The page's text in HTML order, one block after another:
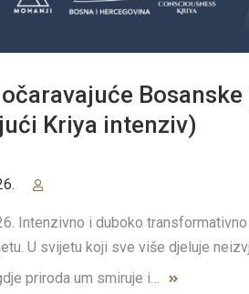
Kriya intenziv)
Intenzivno i duboko
U svijetu koji sve više djeluje
priroda um smiruje i…